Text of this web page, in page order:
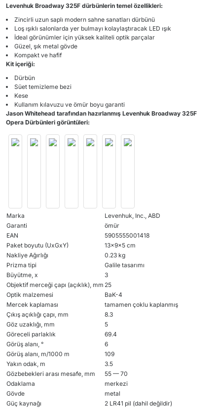
Levenhuk Broadway 325F dürbünlerin temel özellikleri:
Zincirli uzun saplı modern sahne sanatları dürbünü
Loş ışıklı salonlarda yer bulmayı kolaylaştıracak LED ışık
İdeal görünümler için yüksek kaliteli optik parçalar
Güzel, şık metal gövde
Kompakt ve hafif
Kit içeriği:
Dürbün
Süet temizleme bezi
Kese
Kullanım kılavuzu ve ömür boyu garanti
Jason Whitehead tarafından hazırlanmış Levenhuk Broadway 325F
Opera Dürbünleri görüntüleri:
Marka
Levenhuk, Inc., ABD
Garanti
ömür
EAN
5905555001418
Paket boyutu (UxGxY)
13x9x5 cm
Nakliye Ağırlığı
0.23 kg
Prizma tipi
Galile tasarımı
Büyütme, x
3
Objektif merceği çapı (açıklık), mm 25
Optik malzemesi
BaK-4
Mercek kaplaması
tamamen çoklu kaplanmış
Çıkış açıklığı çapı, mm
8.3
Göz uzaklığı, mm
5
Göreceli parlaklık
69.4
Görüş alanı, °
6
Görüş alanı, m/1000 m
109
Yakın odak, m
3.5
Gözbebekleri arası mesafe, mm
55 — 70
Odaklama
merkezi
Gövde
metal
Güç kaynağı
2 LR41 pil (dahil değildir)